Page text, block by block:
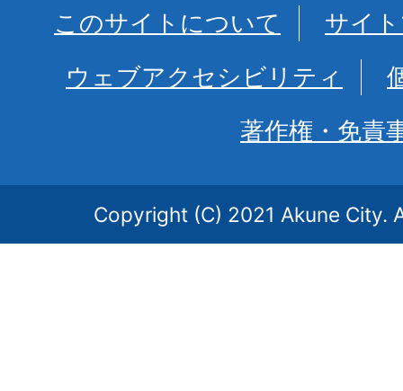
このサイトについて
サイ
ウェブアクセシビリティ
著作権・免責
Copyright (C) 2021 Akune City.